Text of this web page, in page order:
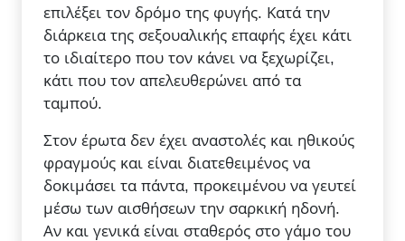
επιλέξει τον δρόμο της φυγής. Κατά την
διάρκεια της σεξουαλικής επαφής έχει κάτι
το ιδιαίτερο που τον κάνει να ξεχωρίζει,
κάτι που τον απελευθερώνει από τα
ταμπού.
Στον έρωτα δεν έχει αναστολές και ηθικούς
φραγμούς και είναι διατεθειμένος να
δοκιμάσει τα πάντα, προκειμένου να γευτεί
μέσω των αισθήσεων την σαρκική ηδονή.
Αν και γενικά είναι σταθερός στο γάμο του